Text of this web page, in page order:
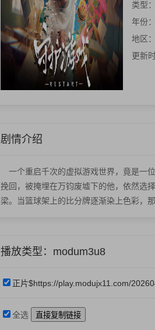
类型：
年份：
地区：
更新
剧情介绍
一个重启千次的虚拟游戏世界，竟是一
挽回，被掩埋在万钧废墟下的他，依然选
梁。当篮球架上的比分牌逐渐染上色彩，
播放类型：modum3u8
正片$https://play.modujx11.com/
全选